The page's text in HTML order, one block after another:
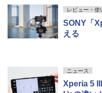
レビュー・使
SONY「
える
ニュース
Xperia 5